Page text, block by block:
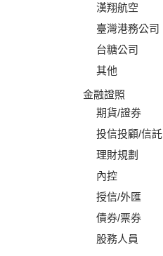
漢翔航空
臺灣港務公司
台糖公司
其他
金融證照
期貨/證券
投信投顧/信託
理財規劃
內控
授信/外匯
債券/票券
股務人員